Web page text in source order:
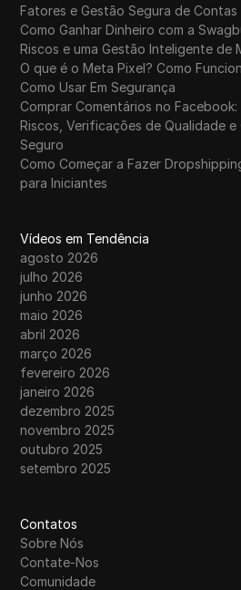
Fatores e Gestão Segura de Contas
Como Ganhar Dinheiro com a
Riscos e uma Gestão Inteligente de
O que é o Meta Pixel? Como
Como Usar Em Segurança
Comprar Comentários no
Riscos, Verificações de Qualidade e
Seguro
Como Começar a Fazer
para Iniciantes
Vídeos em Tendência
agosto 2026
julho 2026
junho 2026
maio 2026
abril 2026
março 2026
fevereiro 2026
janeiro 2026
dezembro 2025
novembro 2025
outubro 2025
setembro 2025
Contatos
Sobre Nós
Contate-Nos
Comunidade